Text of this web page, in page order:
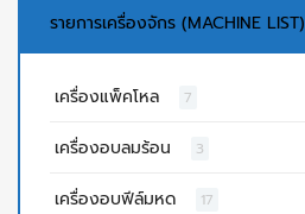
รายการเครื่องจักร (MACHINE LIST)
เครื่องแพ็คโหล 7
เครื่องอบลมร้อน 3
เครื่องอบฟีล์มหด 17